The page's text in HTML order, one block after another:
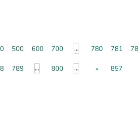
500 600 700 ... 780 781
789 ... 800 ... » 857